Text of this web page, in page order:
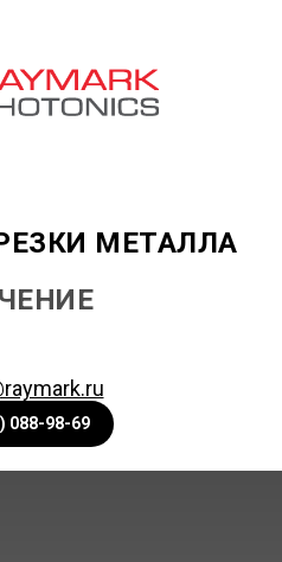
МЕТАЛЛА
088-98-69